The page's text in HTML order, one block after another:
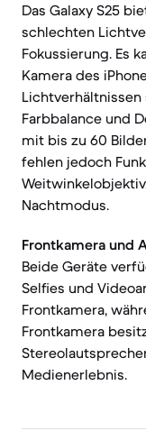
Das Galaxy S25
schlechten
Fokussierung. Es
Kamera des
Farbbalance und
mit bis zu 60
fehlen jedoch
Nachtmodus.
Frontkamera und
Beide Geräte
Selfies und
Frontkamera,
Frontkamera
Medienerlebnis.